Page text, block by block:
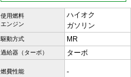
使用燃料
エンジン
ハイオク
ガソリン
駆動方式 MR
過給器（ターボ） ターボ
燃費性能 -